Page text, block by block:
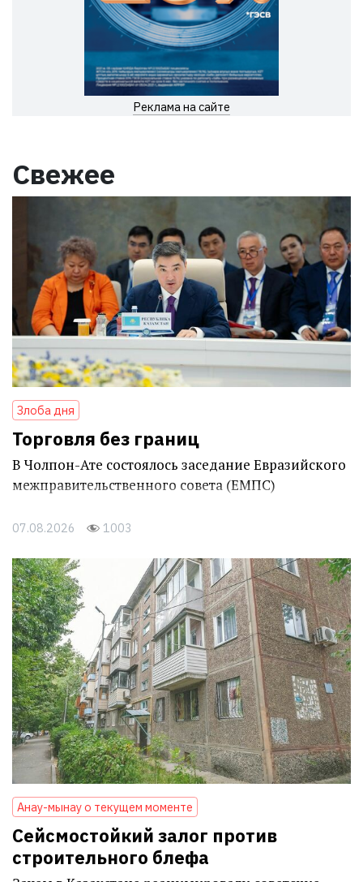
Реклама на сайте
Свежее
Злоба дня
Торговля без границ
В Чолпон-Ате состоялось заседание Евразийского
межправительственного совета (ЕМПС)
07.08.2026 1003
Анау-мынау о текущем моменте
Сейсмостойкий залог против
строительного блефа